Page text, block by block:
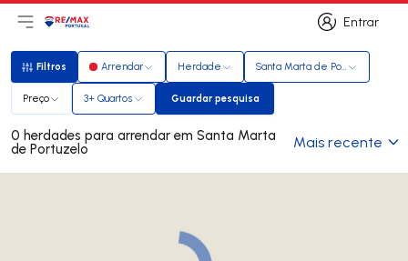
Entrar
Entrar
Abri menu principal
LogoIr para página inicial
Filtros
Filtros Arrendar Herdade Santa Marta de Portuzelo
Preço 3+ Quartos Guardar pesquisa
Guardar pesquisa
0 herdades para arrendar em Santa Marta
de Portuzelo Mais recente